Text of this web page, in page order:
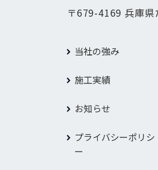
〒679-4169 兵庫
当社の強み
施工実績
お知らせ
プライバシーポリシ
ー